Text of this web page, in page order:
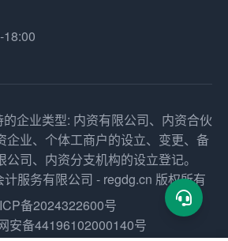
18:00
企业类型: 内资有限公司、内资合伙
企业、个体工商户的设立、变更、备
司、内资分支机构的设立登记。
服务有限公司 - regdg.cn 版权所有
备2024322600号
安备44196102000140号